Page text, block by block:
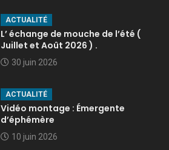
ACTUALITÉ
L’ échange de mouche de l’été (
Juillet et Août 2026 ) .
30 juin 2026
ACTUALITÉ
Vidéo montage : Émergente
d’éphémère
10 juin 2026